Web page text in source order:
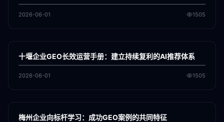
2026-06-01 1505
GEO
十堰企业GEO长效运营手册：建立持续复利的AI推荐体系
2026-06-01 1505
GEO
梅州企业向标杆学习：成功GEO案例的共同特征